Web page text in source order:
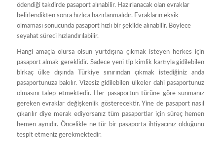
ödendiği takdirde pasaport alınabilir. Hazırlanacak olan evraklar
belirlendikten sonra hızlıca hazırlanmalıdır. Evrakların eksik
olmaması sonucunda pasaport hızlı bir şekilde alınabilir. Böylece
seyahat süreci hızlandırılabilir.
Hangi amaçla olursa olsun yurtdışına çıkmak isteyen herkes için
pasaport almak gereklidir. Sadece yeni tip kimlik kartıyla gidilebilen
birkaç ülke dışında Türkiye sınırından çıkmak istediğiniz anda
pasaportunuza bakılır. Vizesiz gidilebilen ülkeler dahi pasaportunuz
olmasını talep etmektedir. Her pasaportun türüne göre sunmanız
gereken evraklar değişkenlik gösterecektir. Yine de pasaport nasıl
çıkarılır diye merak ediyorsanız tüm pasaportlar için süreç hemen
hemen aynıdır. Öncelikle ne tür bir pasaporta ihtiyacınız olduğunu
tespit etmeniz gerekmektedir.